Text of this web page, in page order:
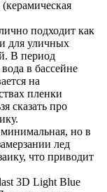
подходит как
для уличных
В период
в бассейне
на
пленки
сказать про
но в
лед
что приводит
3D Light Blue